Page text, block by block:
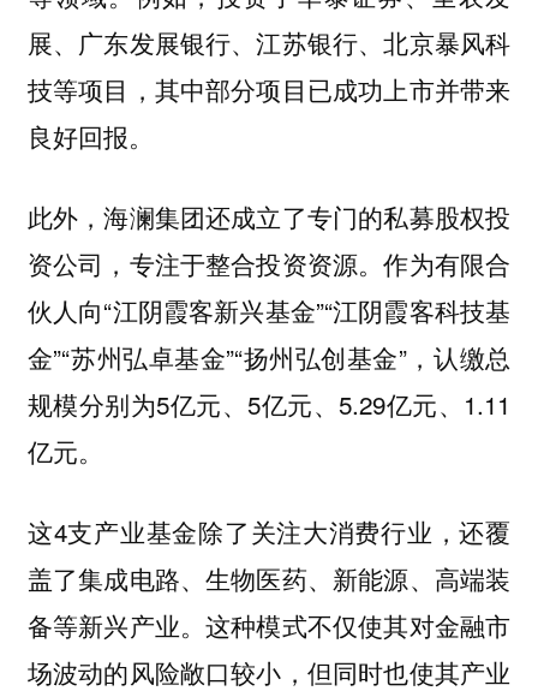
展、广东发展银行、江苏银行、北京暴风科
技等项目，其中部分项目已成功上市并带来
良好回报。
此外，海澜集团还成立了专门的私募股权投
资公司，专注于整合投资资源。作为有限合
伙人向“江阴霞客新兴基金”“江阴霞客科技基
金”“苏州弘卓基金”“扬州弘创基金”，认缴总
规模分别为5亿元、5亿元、5.29亿元、1.11
亿元。
这4支产业基金除了关注大消费行业，还覆
盖了集成电路、生物医药、新能源、高端装
备等新兴产业。这种模式不仅使其对金融市
场波动的风险敞口较小，但同时也使其产业